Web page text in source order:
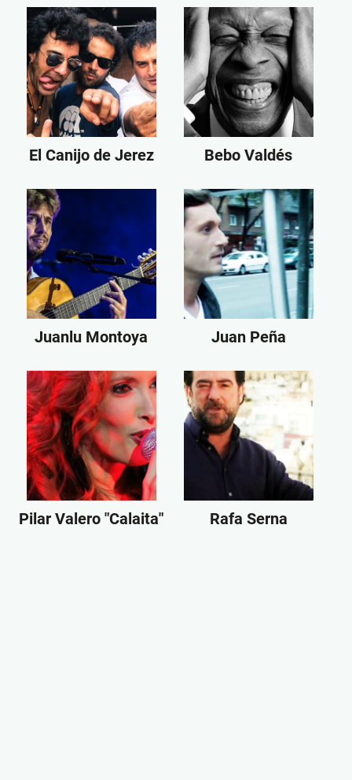
El Canijo de Jerez Bebo Valdés
Juanlu Montoya Juan Peña
Pilar Valero "Calaita" Rafa Serna